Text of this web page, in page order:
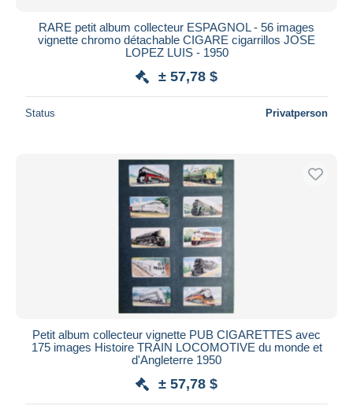
RARE petit album collecteur ESPAGNOL - 56 images
vignette chromo détachable CIGARE cigarrillos JOSE
LOPEZ LUIS - 1950
± 57,78 $
Status Privatperson
Petit album collecteur vignette PUB CIGARETTES avec
175 images Histoire TRAIN LOCOMOTIVE du monde et
d'Angleterre 1950
± 57,78 $